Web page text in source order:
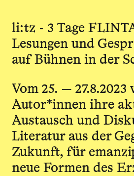
li:tz - 3 Tage
Lesungen und
auf Bühnen in der
Vom 25. —
Autor*innen ihre
Austausch und
Literatur aus der
Zukunft, für
neue Formen des